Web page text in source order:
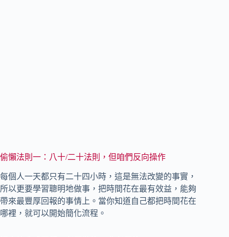
偷懶法則一：八十/二十法則，但咱們反向操作
每個人一天都只有二十四小時，這是無法改變的事實，
所以更要學習聰明地做事，把時間花在最有效益，能夠
帶來最豐厚回報的事情上。當你知道自己都把時間花在
哪裡，就可以開始簡化流程。